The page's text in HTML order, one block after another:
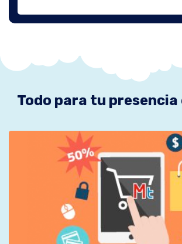
Todo para tu presencia